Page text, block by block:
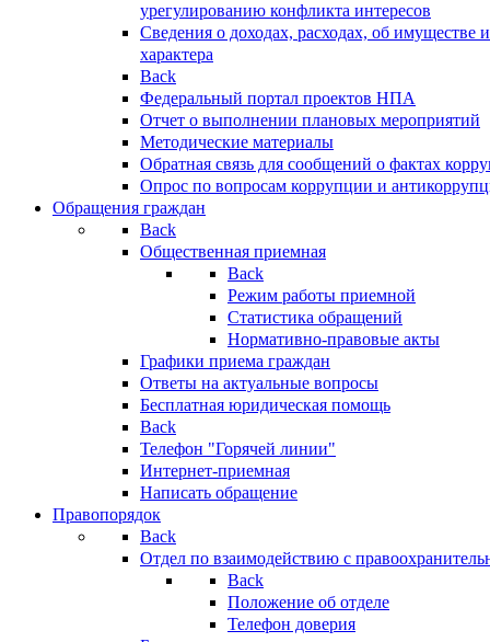
урегулированию конфликта интересов
Сведения о доходах, расходах, об имуществе
характера
Back
Федеральный портал проектов НПА
Отчет о выполнении плановых мероприятий
Методические материалы
Обратная связь для сообщений о фактах
Опрос по вопросам коррупции и
Обращения граждан
Back
Общественная приемная
Back
Режим работы приемной
Статистика обращений
Нормативно-правовые акты
Графики приема граждан
Ответы на актуальные вопросы
Бесплатная юридическая помощь
Back
Телефон "Горячей линии"
Интернет-приемная
Написать обращение
Правопорядок
Back
Отдел по взаимодействию с
Back
Положение об отделе
Телефон доверия